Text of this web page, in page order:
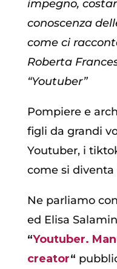
impegno,
conoscenza
come ci
Roberta
“Youtuber”
Pompiere e
figli da grandi
Youtuber, i
come si
Ne parliamo
ed Elisa
“Youtuber.
creator“